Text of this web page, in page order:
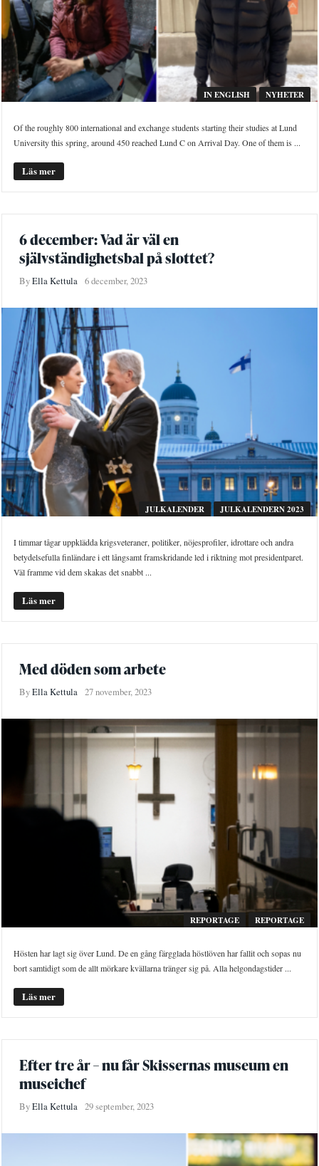
IN ENGLISH NYHETER
Of the roughly 800 international and exchange students starting their studies at Lund
University this spring, around 450 reached Lund C on Arrival Day. One of them is ...
Läs mer
6 december: Vad är väl en
självständighetsbal på slottet?
ByElla Kettula 6 december, 2023
JULKALENDER JULKALENDERN 2023
I timmar tågar uppklädda krigsveteraner, politiker, nöjesprofiler, idrottare och andra
betydelsefulla finländare i ett långsamt framskridande led i riktning mot presidentparet.
Väl framme vid dem skakas det snabbt ...
Läs mer
Med döden som arbete
ByElla Kettula 27 november, 2023
REPORTAGE REPORTAGE
Hösten har lagt sig över Lund. De en gång färgglada höstlöven har fallit och sopas nu
bort samtidigt som de allt mörkare kvällarna tränger sig på. Alla helgondagstider ...
Läs mer
Efter tre år – nu får Skissernas museum en
museichef
ByElla Kettula 29 september, 2023